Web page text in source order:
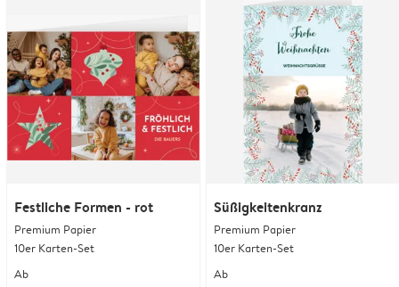
Festliche Formen - rot
Premium Papier
10er Karten-Set
Ab
Süßigkeitenkranz
Premium Papier
10er Karten-Set
Ab